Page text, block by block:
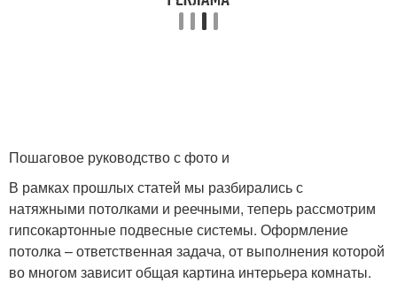
Пошаговое руководство с фото и
В рамках прошлых статей мы разбирались с
натяжными потолками и реечными, теперь рассмотрим
гипсокартонные подвесные системы. Оформление
потолка – ответственная задача, от выполнения которой
во многом зависит общая картина интерьера комнаты.